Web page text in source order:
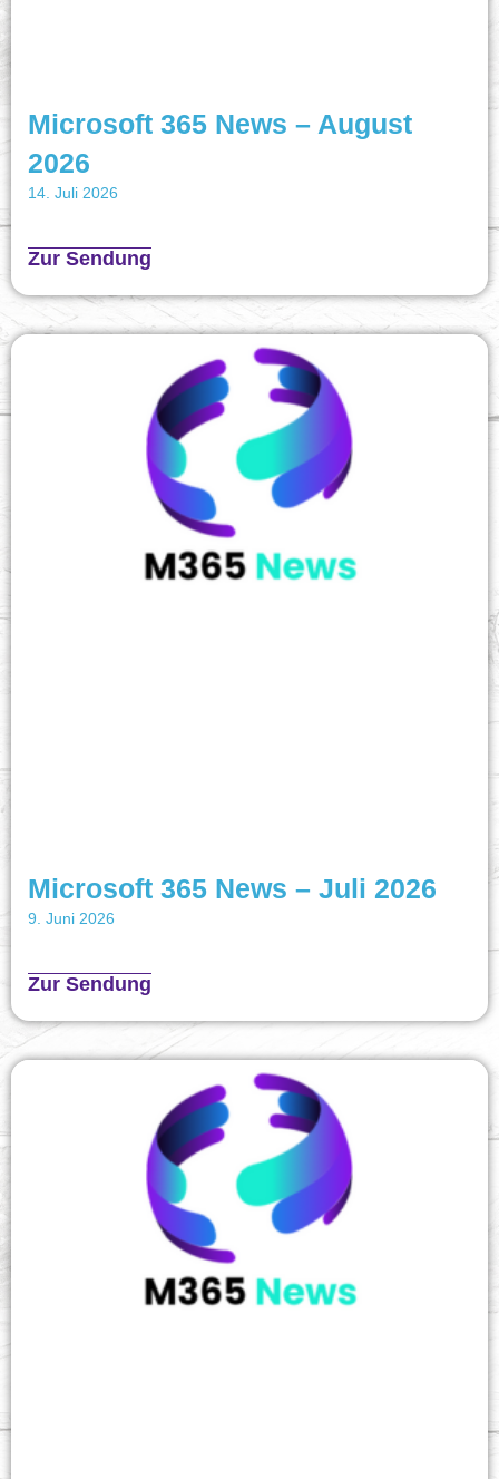
Microsoft 365 News – August
2026
14. Juli 2026
Zur Sendung
Microsoft 365 News – Juli 2026
9. Juni 2026
Zur Sendung